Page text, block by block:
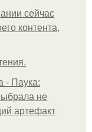
сейчас
контента,
- Паука:
не
артефакт